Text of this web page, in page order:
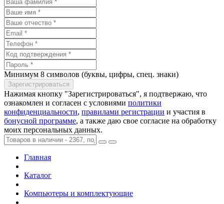
Минимум 8 символов (буквы, цифры, спец. знаки)
Нажимая кнопку "Зарегистрироваться", я подтвержаю, что
ознакомлен и согласен с условиями политики
конфиденциальности, правилами регистрации и участия в
бонусной программе, а также даю свое согласие на обработку
моих персональных данных.
Главная
Каталог
Компьютеры и комплектующие